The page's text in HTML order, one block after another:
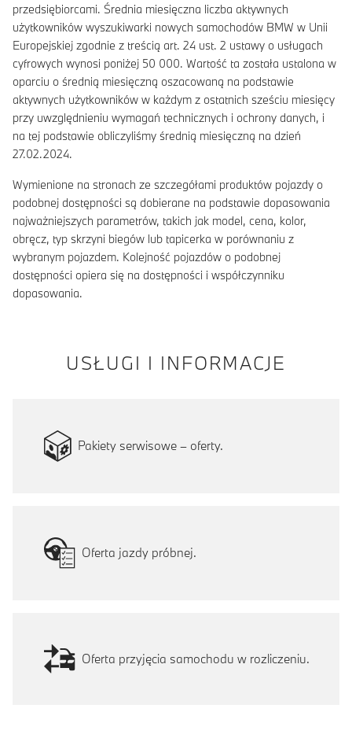
przedsiębiorcami. Średnia miesięczna liczba aktywnych
użytkowników wyszukiwarki nowych samochodów BMW w Unii
Europejskiej zgodnie z treścią art. 24 ust. 2 ustawy o usługach
cyfrowych wynosi poniżej 50 000. Wartość ta została ustalona w
oparciu o średnią miesięczną oszacowaną na podstawie
aktywnych użytkowników w każdym z ostatnich sześciu miesięcy
przy uwzględnieniu wymagań technicznych i ochrony danych, i
na tej podstawie obliczyliśmy średnią miesięczną na dzień
27.02.2024.
Wymienione na stronach ze szczegółami produktów pojazdy o
podobnej dostępności są dobierane na podstawie dopasowania
najważniejszych parametrów, takich jak model, cena, kolor,
obręcz, typ skrzyni biegów lub tapicerka w porównaniu z
wybranym pojazdem. Kolejność pojazdów o podobnej
dostępności opiera się na dostępności i współczynniku
dopasowania.
USŁUGI I INFORMACJE
Pakiety serwisowe – oferty.
Oferta jazdy próbnej.
Oferta przyjęcia samochodu w rozliczeniu.